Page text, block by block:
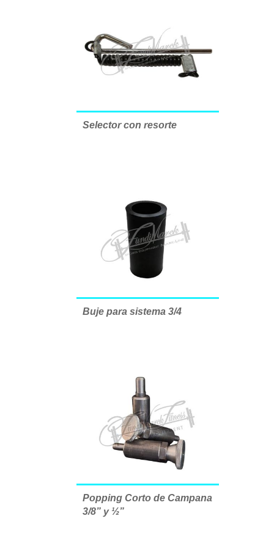
Selector con resorte
Buje para sistema 3/4
Popping Corto de Campana
3/8” y ½”